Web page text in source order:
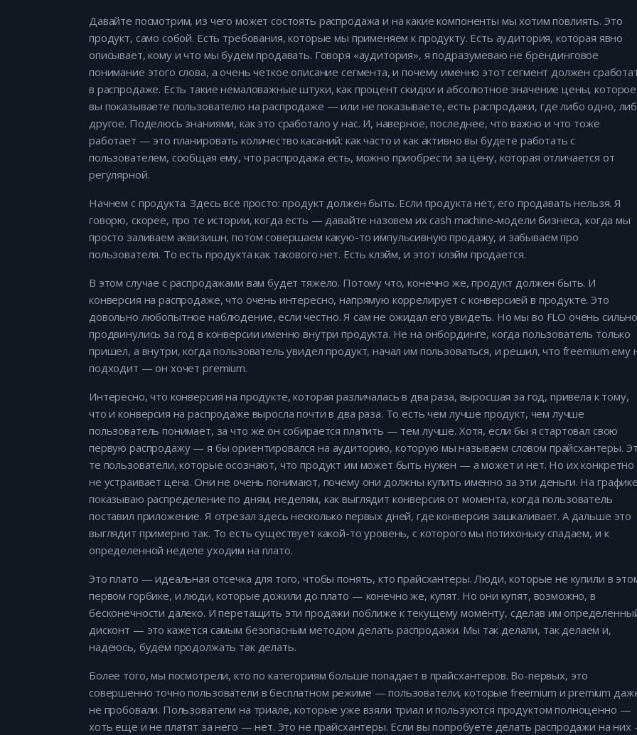
Давайте посмотрим, из чего может состоять распродажа и на какие компоненты мы хотим повлиять. Это
продукт, само собой. Есть требования, которые мы применяем к продукту. Есть аудитория, которая явно
описывает, кому и что мы будем продавать. Говоря «аудитория», я подразумеваю не брендинговое
понимание этого слова, а очень четкое описание сегмента, и почему именно этот сегмент должен
в распродаже. Есть такие немаловажные штуки, как процент скидки и абсолютное значение цены, которое
вы показываете пользователю на распродаже — или не показываете, есть распродажи, где либо одно,
другое. Поделюсь знаниями, как это сработало у нас. И, наверное, последнее, что важно и что тоже
работает — это планировать количество касаний: как часто и как активно вы будете работать с
пользователем, сообщая ему, что распродажа есть, можно приобрести за цену, которая отличается от
регулярной.
Начнем с продукта. Здесь все просто: продукт должен быть. Если продукта нет, его продавать нельзя. Я
говорю, скорее, про те истории, когда есть — давайте назовем их cash machine-модели бизнеса, когда мы
просто заливаем аквизишн, потом совершаем какую-то импульсивную продажу, и забываем про
пользователя. То есть продукта как такового нет. Есть клэйм, и этот клэйм продается.
В этом случае с распродажами вам будет тяжело. Потому что, конечно же, продукт должен быть. И
конверсия на распродаже, что очень интересно, напрямую коррелирует с конверсией в продукте. Это
довольно любопытное наблюдение, если честно. Я сам не ожидал его увидеть. Но мы во FLO очень
продвинулись за год в конверсии именно внутри продукта. Не на онбординге, когда пользователь только
пришел, а внутри, когда пользователь увидел продукт, начал им пользоваться, и решил, что freemium ему
подходит — он хочет premium.
Интересно, что конверсия на продукте, которая различалась в два раза, выросшая за год, привела к тому,
что и конверсия на распродаже выросла почти в два раза. То есть чем лучше продукт, чем лучше
пользователь понимает, за что же он собирается платить — тем лучше. Хотя, если бы я стартовал свою
первую распродажу — я бы ориентировался на аудиторию, которую мы называем словом прайсхантеры.
те пользователи, которые осознают, что продукт им может быть нужен — а может и нет. Но их конкретно
не устраивает цена. Они не очень понимают, почему они должны купить именно за эти деньги. На
показываю распределение по дням, неделям, как выглядит конверсия от момента, когда пользователь
поставил приложение. Я отрезал здесь несколько первых дней, где конверсия зашкаливает. А дальше это
выглядит примерно так. То есть существует какой-то уровень, с которого мы потихоньку спадаем, и к
определенной неделе уходим на плато.
Это плато — идеальная отсечка для того, чтобы понять, кто прайсхантеры. Люди, которые не купили в
первом горбике, и люди, которые дожили до плато — конечно же, купят. Но они купят, возможно, в
бесконечности далеко. И перетащить эти продажи поближе к текущему моменту, сделав им
дисконт — это кажется самым безопасным методом делать распродажи. Мы так делали, так делаем и,
надеюсь, будем продолжать так делать.
Более того, мы посмотрели, кто по категориям больше попадает в прайсхантеров. Во-первых, это
совершенно точно пользователи в бесплатном режиме — пользователи, которые freemium и premium
не пробовали. Пользователи на триале, которые уже взяли триал и пользуются продуктом полноценно —
хоть еще и не платят за него — нет. Это не прайсхантеры. Если вы попробуете делать распродажи на